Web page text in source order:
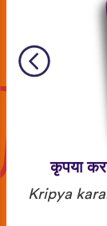
कृपया
Kripya